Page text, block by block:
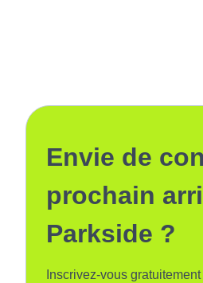
Envie de
prochain
Parkside ?
Inscrivez-vous